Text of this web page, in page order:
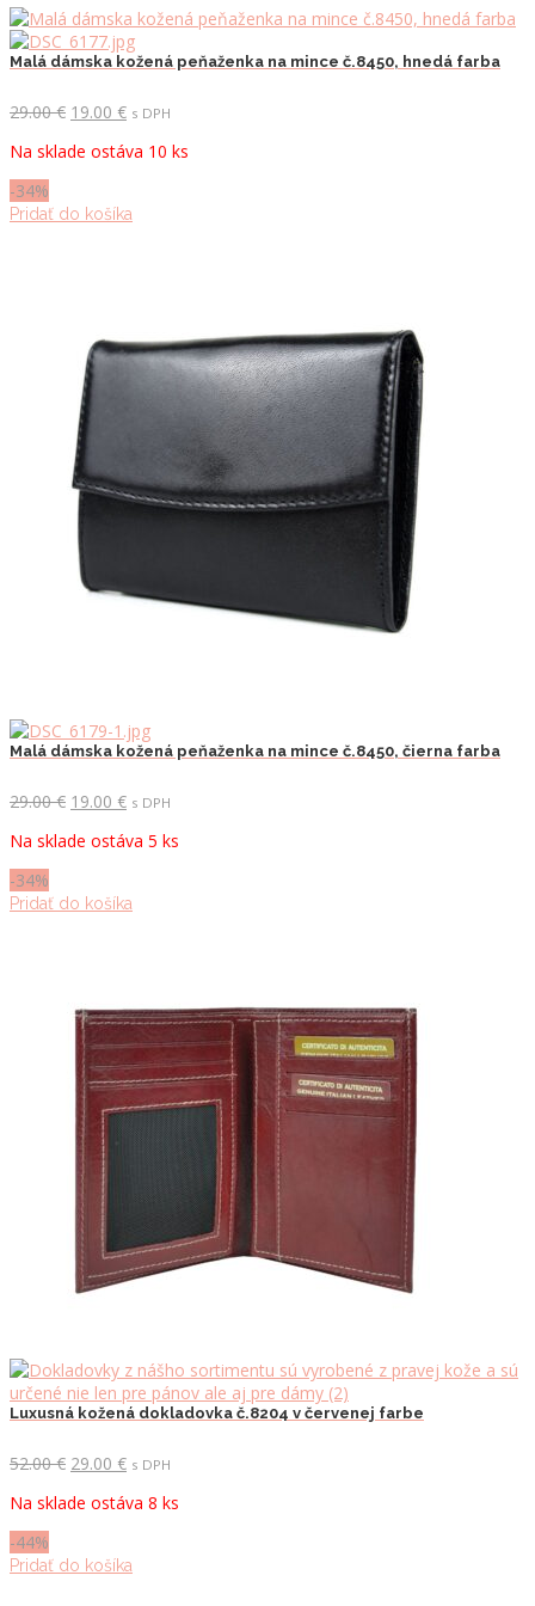
Malá dámska kožená peňaženka na mince č.8450, hnedá farba
29.00€ Pôvodná
bola:
19.00 €Aktuálna
je:
s DPH
Na sklade ostáva 10 ks
-34%
Pridať do košíka
Malá dámska kožená peňaženka na mince č.8450, čierna farba
29.00€ Pôvodná
bola:
19.00 €Aktuálna
je:
s DPH
Na sklade ostáva 5 ks
-34%
Pridať do košíka
Luxusná kožená dokladovka č.8204 v červenej farbe
52.00€ Pôvodná
bola:
29.00 €Aktuálna
je:
s DPH
Na sklade ostáva 8 ks
-44%
Pridať do košíka